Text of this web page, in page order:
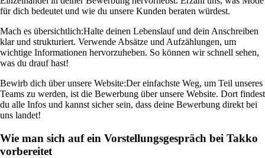
für dich bedeutet und wie du unsere Kunden beraten würdest.
Mach es übersichtlich:Halte deinen Lebenslauf und dein Anschreiben
klar und strukturiert. Verwende Absätze und Aufzählungen, um
wichtige Informationen hervorzuheben. So können wir schnell sehen,
was du drauf hast!
Bewirb dich über unsere Website:Der einfachste Weg, um Teil unseres
Teams zu werden, ist die Bewerbung über unsere Website. Dort findest
du alle Infos und kannst sicher sein, dass deine Bewerbung direkt bei
uns landet!
Wie man sich auf ein Vorstellungsgespräch bei Takko
vorbereitet